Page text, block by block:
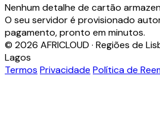
Nenhum detalhe de cartão
O seu servidor é provisionado
pagamento, pronto em minutos.
© 2026 AFRICLOUD · Regiões de
Lagos
Termos Privacidade Política de